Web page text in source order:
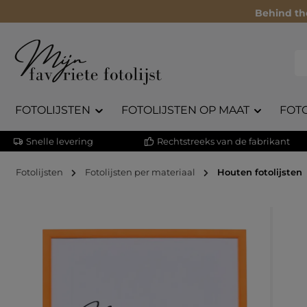
Behind
FOTOLIJSTEN FOTOLIJSTEN OP MAAT
Snelle levering Rechtstreeks van de fabrikant
Fotolijsten Fotolijsten per materiaal Houten fotolijsten